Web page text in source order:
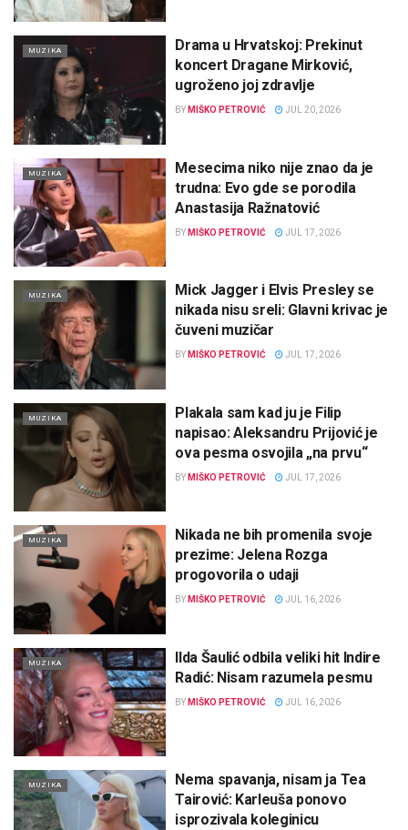
MUZIKA
Drama u Hrvatskoj: Prekinut
koncert Dragane Mirković,
ugroženo joj zdravlje
BY MIŠKO PETROVIĆ JUL 20, 2026
MUZIKA
Mesecima niko nije znao da je
trudna: Evo gde se porodila
Anastasija Ražnatović
BY MIŠKO PETROVIĆ JUL 17, 2026
MUZIKA
Mick Jagger i Elvis Presley se
nikada nisu sreli: Glavni krivac je
čuveni muzičar
BY MIŠKO PETROVIĆ JUL 17, 2026
MUZIKA
Plakala sam kad ju je Filip
napisao: Aleksandru Prijović je
ova pesma osvojila „na prvu“
BY MIŠKO PETROVIĆ JUL 17, 2026
MUZIKA
Nikada ne bih promenila svoje
prezime: Jelena Rozga
progovorila o udaji
BY MIŠKO PETROVIĆ JUL 16, 2026
MUZIKA
Ilda Šaulić odbila veliki hit Indire
Radić: Nisam razumela pesmu
BY MIŠKO PETROVIĆ JUL 16, 2026
MUZIKA
Nema spavanja, nisam ja Tea
Tairović: Karleuša ponovo
isprozivala koleginicu